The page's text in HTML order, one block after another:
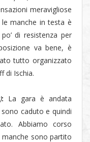
meravigliose
manche in testa è
di resistenza per
va bene, è
tutto organizzato
di Ischia.
: La gara è andata
caduto e quindi
Abbiamo corso
manche sono partito